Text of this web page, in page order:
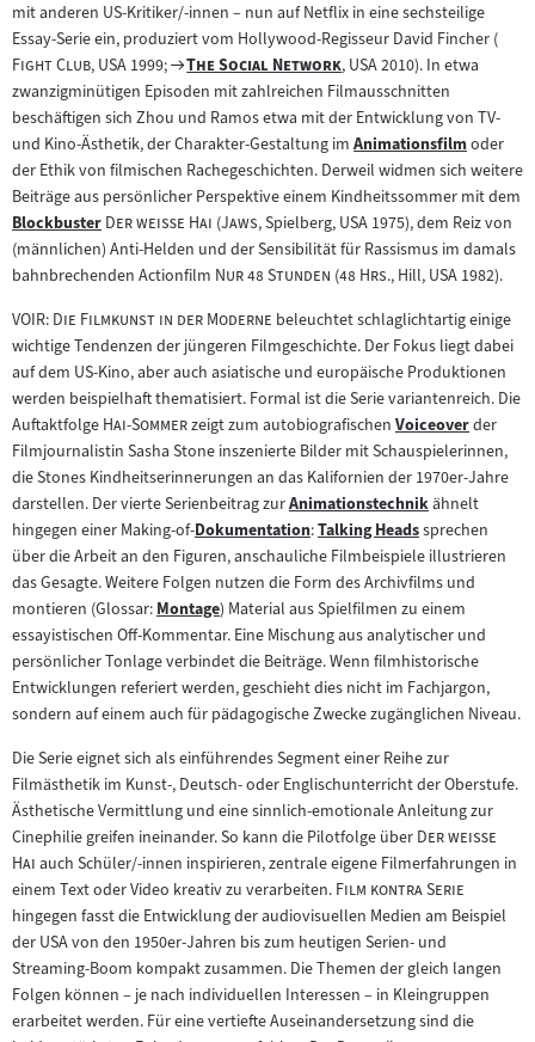
mit anderen US-Kritiker/-innen – nun auf Netflix in eine sechsteilige
Essay-Serie ein, produziert vom Hollywood-Regisseur David Fincher ("
Fight Club", USA 1999;
Zum
Filmarchiv:
"
The Social Network"
, USA 2010). In etwa
zwanzigminütigen Episoden mit zahlreichen Filmausschnitten
beschäftigen sich Zhou und Ramos etwa mit der Entwicklung von TV-
und Kino-Ästhetik, der Charakter-Gestaltung im Zum
Inhalt:
Animationsfilmoder
der Ethik von filmischen Rachegeschichten. Derweil widmen sich weitere
Beiträge aus persönlicher Perspektive einem Kindheitssommer mit dem
Zum
Inhalt:
Blockbuster "Der weiße Hai "("Jaws", Spielberg, USA 1975), dem Reiz von
(männlichen) Anti-Helden und der Sensibilität für Rassismus im damals
bahnbrechenden Actionfilm "Nur 48 Stunden "("48 Hrs.", Hill, USA 1982).
"
VOIR: Die Filmkunst in der Moderne "beleuchtet schlaglichtartig einige
wichtige Tendenzen der jüngeren Filmgeschichte. Der Fokus liegt dabei
auf dem US-Kino, aber auch asiatische und europäische Produktionen
werden beispielhaft thematisiert. Formal ist die Serie variantenreich. Die
Auftaktfolge "Hai-Sommer"zeigt zum autobiografischen Zum
Inhalt:
Voiceoverder
Filmjournalistin Sasha Stone inszenierte Bilder mit Schauspielerinnen,
die Stones Kindheitserinnerungen an das Kalifornien der 1970er-Jahre
darstellen. Der vierte Serienbeitrag zurZum
Inhalt:
Animationstechnikähnelt
hingegen einer Making-of-Zum
Inhalt:
Dokumentation:Zum
Inhalt:
Talking Headssprechen
über die Arbeit an den Figuren, anschauliche Filmbeispiele illustrieren
das Gesagte. Weitere Folgen nutzen die Form des Archivfilms und
montieren (Glossar:Zum
Inhalt:
Montage) Material aus Spielfilmen zu einem
essayistischen Off-Kommentar. Eine Mischung aus analytischer und
persönlicher Tonlage verbindet die Beiträge. Wenn filmhistorische
Entwicklungen referiert werden, geschieht dies nicht im Fachjargon,
sondern auf einem auch für pädagogische Zwecke zugänglichen Niveau.
Die Serie eignet sich als einführendes Segment einer Reihe zur
Filmästhetik im Kunst-, Deutsch- oder Englischunterricht der Oberstufe.
Ästhetische Vermittlung und eine sinnlich-emotionale Anleitung zur
Cinephilie greifen ineinander. So kann die Pilotfolge über "Der weiße
Hai "auch Schüler/-innen inspirieren, zentrale eigene Filmerfahrungen in
einem Text oder Video kreativ zu verarbeiten. "Film kontra Serie
hingegen fasst die Entwicklung der audiovisuellen Medien am Beispiel
der USA von den 1950er-Jahren bis zum heutigen Serien- und
Streaming-Boom kompakt zusammen. Die Themen der gleich langen
Folgen können – je nach individuellen Interessen – in Kleingruppen
erarbeitet werden. Für eine vertiefte Auseinandersetzung sind die